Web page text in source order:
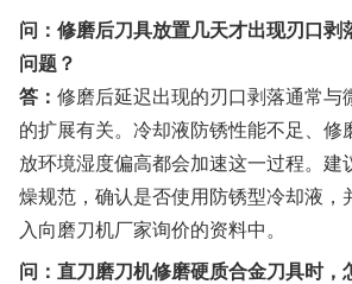
问：修磨后刀具放置几天才出现刃口剥
问题？
答： 修磨后延迟出现的刃口剥落通常与
的扩展有关。冷却液防锈性能不足、修
放环境湿度偏高都会加速这一过程。建
燥规范，确认是否使用防锈型冷却液，
入向磨刀机厂家询价的资料中。
问：直刀磨刀机修磨硬质合金刀具时，